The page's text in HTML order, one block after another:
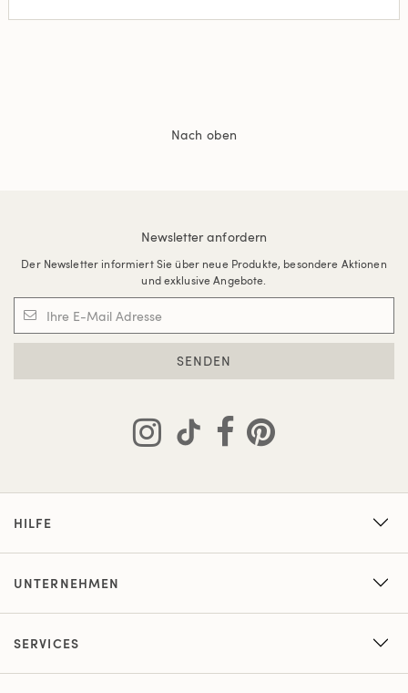
Nach oben
Newsletter anfordern
Der Newsletter informiert Sie über neue Produkte, besondere Aktionen
und exklusive Angebote.
SENDEN
HILFE
UNTERNEHMEN
SERVICES